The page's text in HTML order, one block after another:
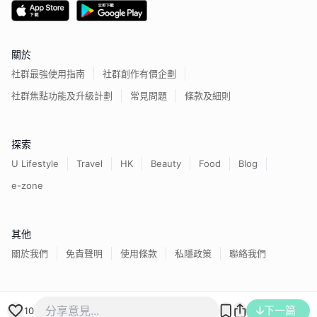
10 下一篇
關於
社群最強使用指南
社群創作有價企劃
社群焦點功能及升級計劃
常見問題 條款及細則
探索
U Lifestyle Travel HK Beauty Food
Blog
e-zone
其他
關於我們 免責聲明 使用條款 私隱政策 聯絡我們
香港經濟日報版權所有©